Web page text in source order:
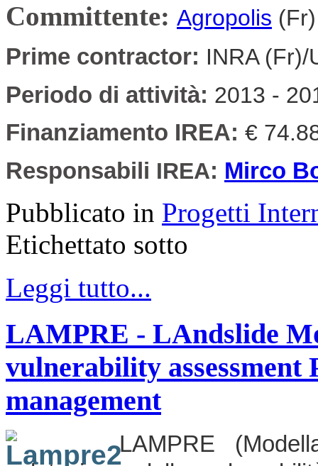
Committente: Agropolis
Prime contractor: INRA (Fr)/
Periodo di attività: 2013 -
Finanziamento IREA: €
Responsabili IREA: Mirco
Pubblicato in Progetti
Etichettato sotto
Leggi tutto...
LAMPRE - LAndslide
vulnerability assessment
management
LAMPRE